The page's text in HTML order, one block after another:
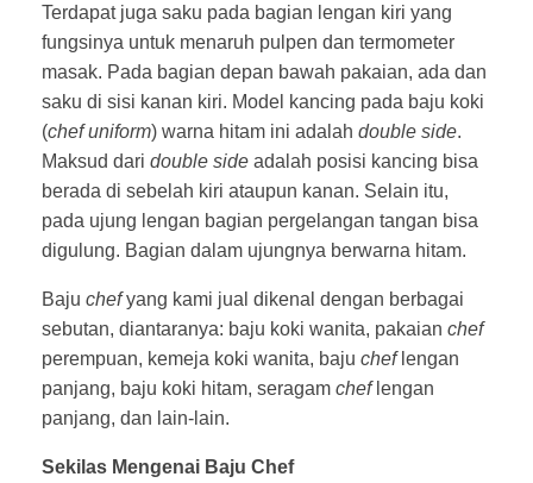
Terdapat juga saku pada bagian lengan kiri yang
fungsinya untuk menaruh pulpen dan termometer
masak. Pada bagian depan bawah pakaian, ada dan
saku di sisi kanan kiri. Model kancing pada baju koki
(chef uniform) warna hitam ini adalah double side.
Maksud dari double side adalah posisi kancing bisa
berada di sebelah kiri ataupun kanan. Selain itu,
pada ujung lengan bagian pergelangan tangan bisa
digulung. Bagian dalam ujungnya berwarna hitam.
Baju chefyang kami jual dikenal dengan berbagai
sebutan, diantaranya: baju koki wanita, pakaian chef
perempuan, kemeja koki wanita, baju cheflengan
panjang, baju koki hitam, seragam cheflengan
panjang, dan lain-lain.
Sekilas Mengenai Baju Chef